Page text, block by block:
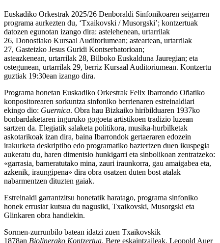
Euskadiko Orkestrak 2025/26 Denboraldi Sinfonikoaren seigarren
programa aurkezten du, ‘Txaikovski / Musorgski’; kontzertuak
datozen egunotan izango dira: astelehenean, urtarrilak
26, Donostiako Kursaal Auditoriumean; asteartean, urtarrilak
27, Gasteizko Jesus Guridi Kontserbatorioan;
asteazkenean, urtarrilak 28, Bilboko Euskalduna Jauregian; eta
ostegunean, urtarrilak 29, berriz Kursaal Auditoriumean. Kontzertu
guztiak 19:30ean izango dira.
Programa honetan Euskadiko Orkestrak Felix Ibarrondo Oñatiko
konpositorearen sorkuntza sinfoniko berrienaren estreinaldiari
ekingo dio: Guernica. Obra hau Bizkaiko hiribilduaren 1937ko
bonbardaketaren inguruko gogoeta artistikoen tradizio luzean
sartzen da. Elegiatik salaketa politikora, musika-hurbilketak
askotarikoak izan dira, baina Ibarrondok gertaeraren edozein
irakurketa deskriptibo edo programatiko baztertzen duen ikuspegia
aukeratu du, haren dimentsio hunkigarri eta sinbolikoan zentratzeko:
«garrasia, barneratutako mina, zauri iraunkorra, gau amaigabea eta,
azkenik, iraungipena» dira obra osatzen duten bost atalak
nabarmentzen dituzten gaiak.
Estreinaldi garrantzitsu honetatik haratago, programa sinfoniko
honek errusiar kutsua du nagusiki, Txaikovski, Musorgski eta
Glinkaren obra handiekin.
Sormen-zurrunbilo batean idatzi zuen Txaikovskik
1878an Biolinerako Kontzertua. Bere eskaintzaileak, Leopold Auer